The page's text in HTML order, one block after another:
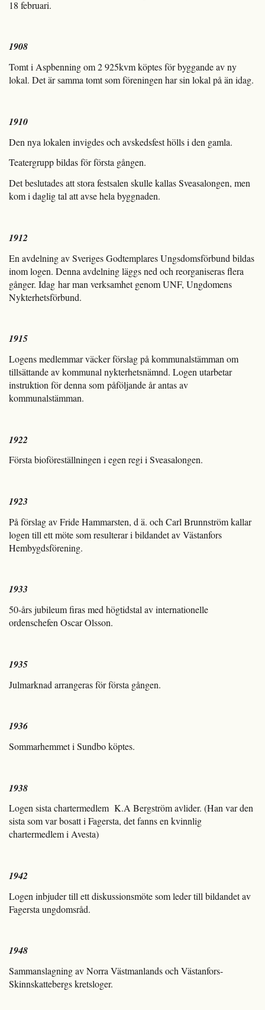
18 februari.
1908
Tomt i Aspbenning om 2 925kvm köptes för byggande av ny
lokal. Det är samma tomt som föreningen har sin lokal på än idag.
1910
Den nya lokalen invigdes och avskedsfest hölls i den gamla.
Teatergrupp bildas för första gången.
Det beslutades att stora festsalen skulle kallas Sveasalongen, men
kom i daglig tal att avse hela byggnaden.
1912
En avdelning av Sveriges Godtemplares Ungsdomsförbund bildas
inom logen. Denna avdelning läggs ned och reorganiseras flera
gånger. Idag har man verksamhet genom UNF, Ungdomens
Nykterhetsförbund.
1915
Logens medlemmar väcker förslag på kommunalstämman om
tillsättande av kommunal nykterhetsnämnd. Logen utarbetar
instruktion för denna som påföljande år antas av
kommunalstämman.
1922
Första bioföreställningen i egen regi i Sveasalongen.
1923
På förslag av Fride Hammarsten, d ä. och Carl Brunnström kallar
logen till ett möte som resulterar i bildandet av Västanfors
Hembygdsförening.
1933
50-års jubileum firas med högtidstal av internationelle
ordenschefen Oscar Olsson.
1935
Julmarknad arrangeras för första gången.
1936
Sommarhemmet i Sundbo köptes.
1938
Logen sista chartermedlem K.A Bergström avlider. (Han var den
sista som var bosatt i Fagersta, det fanns en kvinnlig
chartermedlem i Avesta)
1942
Logen inbjuder till ett diskussionsmöte som leder till bildandet av
Fagersta ungdomsråd.
1948
Sammanslagning av Norra Västmanlands och Västanfors-
Skinnskattebergs kretsloger.